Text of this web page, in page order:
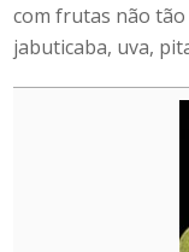
com frutas não
jabuticaba, uva,